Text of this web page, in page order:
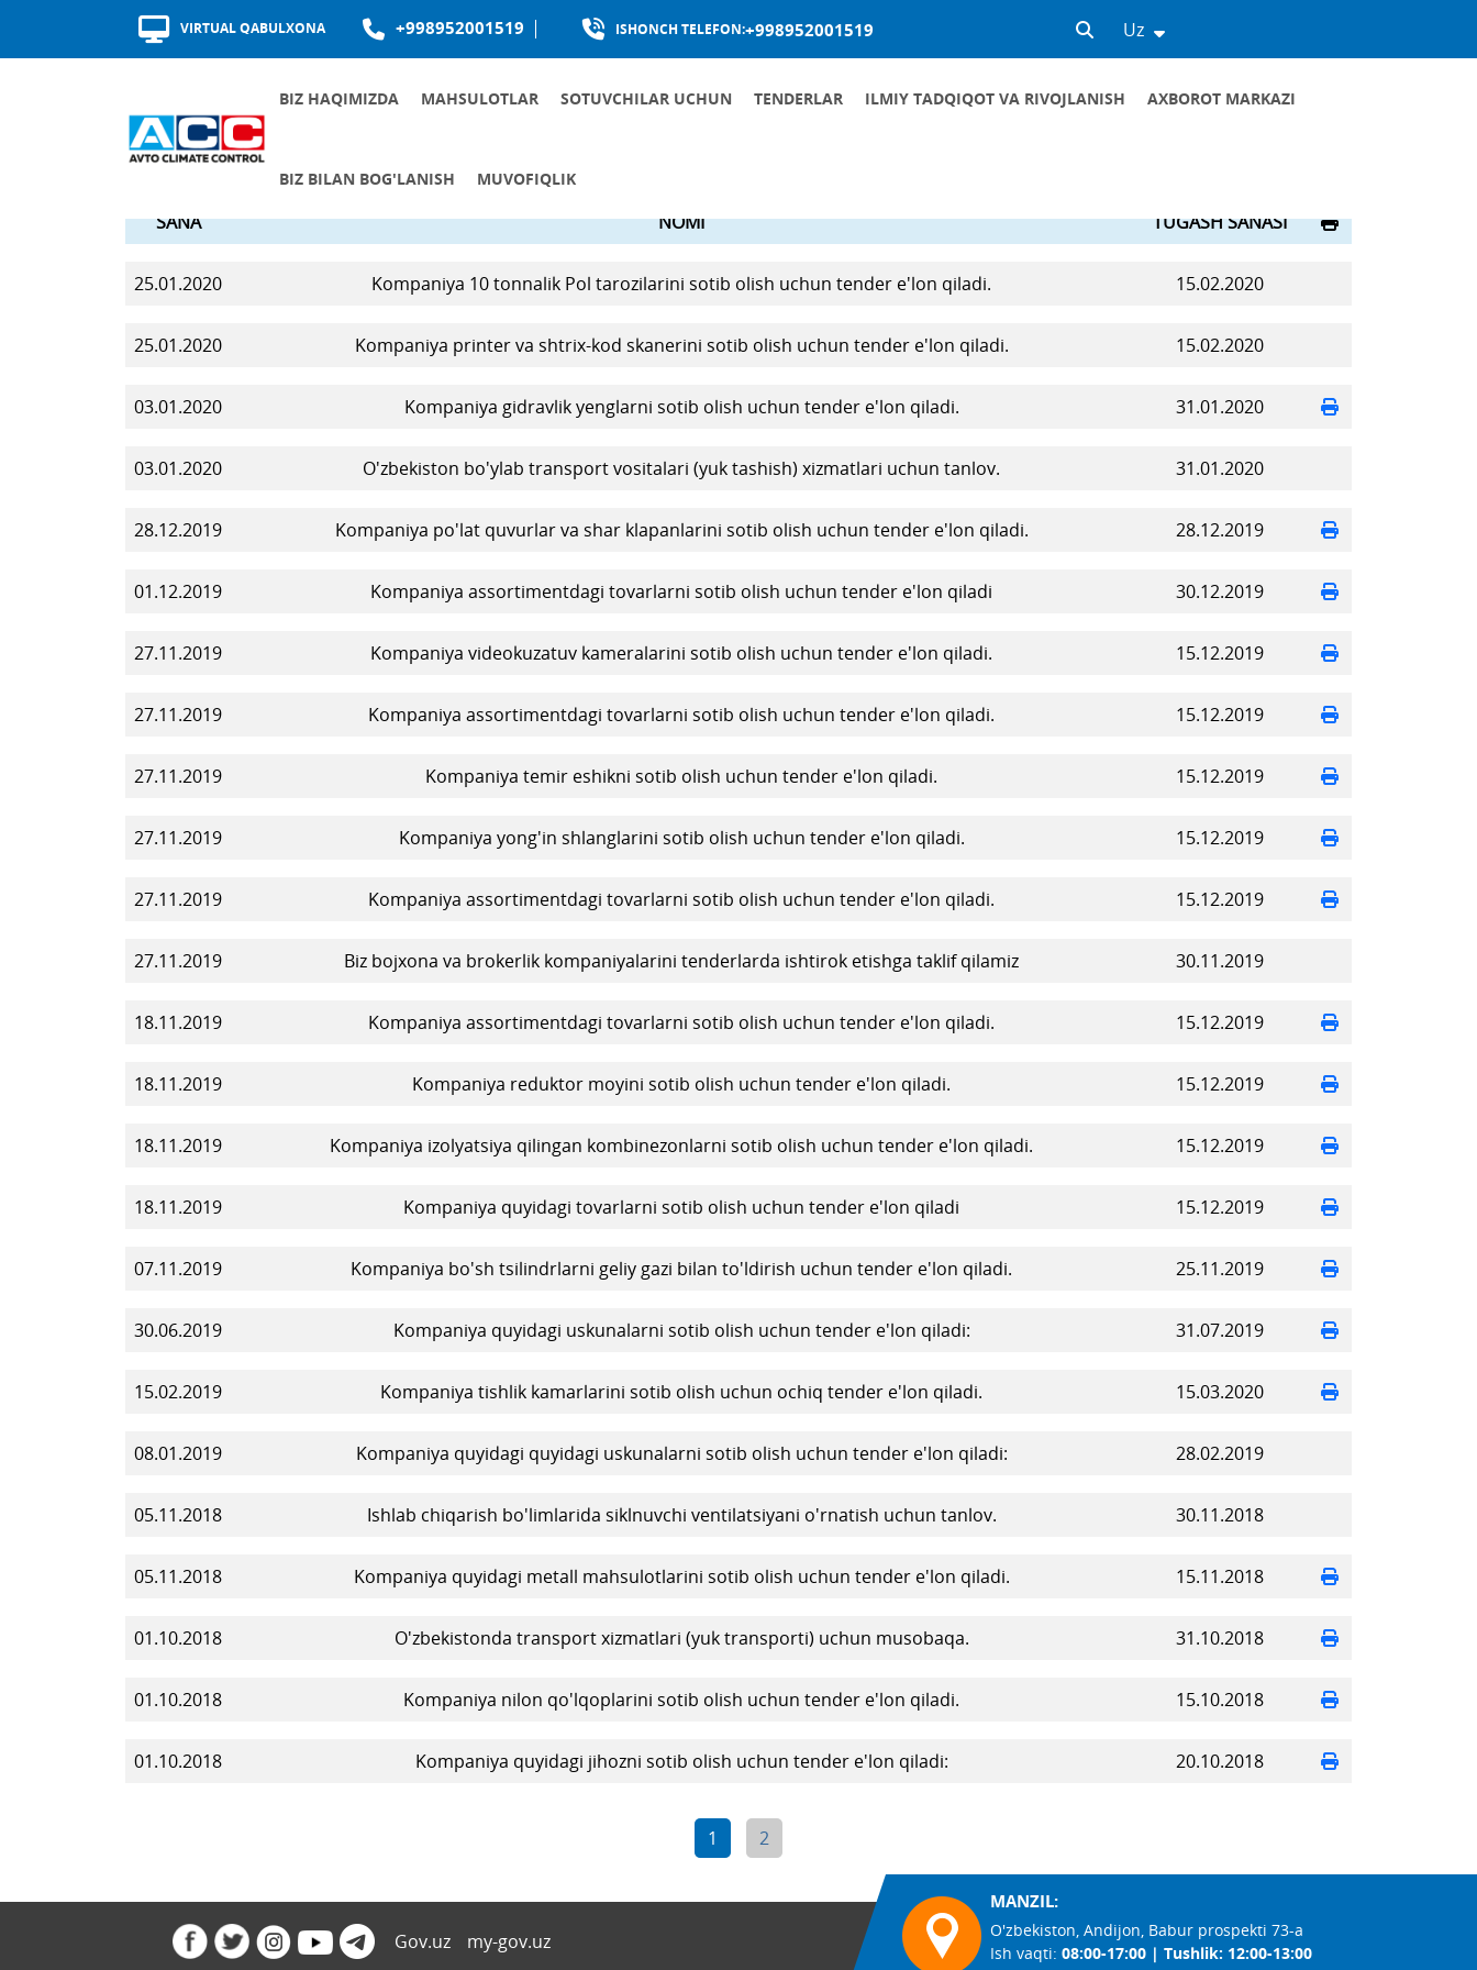
VIRTUAL QABULXONA +998952001519 ISHONCH TELEFON:+998952001519 Uz
BIZ HAQIMIZDA MAHSULOTLAR SOTUVCHILAR UCHUN TENDERLAR ILMIY TADQIQOT VA RIVOJLANISH AXBOROT MARKAZI
BIZ BILAN BOG'LANISH MUVOFIQLIK
SANA NOMI TUGASH SANASI
25.01.2020 Kompaniya 10 tonnalik Pol tarozilarini sotib olish uchun tender e'lon qiladi. 15.02.2020
25.01.2020 Kompaniya printer va shtrix-kod skanerini sotib olish uchun tender e'lon qiladi. 15.02.2020
03.01.2020 Kompaniya gidravlik yenglarni sotib olish uchun tender e'lon qiladi. 31.01.2020
03.01.2020 O'zbekiston bo'ylab transport vositalari (yuk tashish) xizmatlari uchun tanlov. 31.01.2020
28.12.2019 Kompaniya po'lat quvurlar va shar klapanlarini sotib olish uchun tender e'lon qiladi. 28.12.2019
01.12.2019 Kompaniya assortimentdagi tovarlarni sotib olish uchun tender e'lon qiladi 30.12.2019
27.11.2019 Kompaniya videokuzatuv kameralarini sotib olish uchun tender e'lon qiladi. 15.12.2019
27.11.2019 Kompaniya assortimentdagi tovarlarni sotib olish uchun tender e'lon qiladi. 15.12.2019
27.11.2019 Kompaniya temir eshikni sotib olish uchun tender e'lon qiladi. 15.12.2019
27.11.2019 Kompaniya yong'in shlanglarini sotib olish uchun tender e'lon qiladi. 15.12.2019
27.11.2019 Kompaniya assortimentdagi tovarlarni sotib olish uchun tender e'lon qiladi. 15.12.2019
27.11.2019 Biz bojxona va brokerlik kompaniyalarini tenderlarda ishtirok etishga taklif qilamiz 30.11.2019
18.11.2019 Kompaniya assortimentdagi tovarlarni sotib olish uchun tender e'lon qiladi. 15.12.2019
18.11.2019 Kompaniya reduktor moyini sotib olish uchun tender e'lon qiladi. 15.12.2019
18.11.2019 Kompaniya izolyatsiya qilingan kombinezonlarni sotib olish uchun tender e'lon qiladi. 15.12.2019
18.11.2019 Kompaniya quyidagi tovarlarni sotib olish uchun tender e'lon qiladi 15.12.2019
07.11.2019 Kompaniya bo'sh tsilindrlarni geliy gazi bilan to'ldirish uchun tender e'lon qiladi. 25.11.2019
30.06.2019 Kompaniya quyidagi uskunalarni sotib olish uchun tender e'lon qiladi: 31.07.2019
15.02.2019 Kompaniya tishlik kamarlarini sotib olish uchun ochiq tender e'lon qiladi. 15.03.2020
08.01.2019 Kompaniya quyidagi quyidagi uskunalarni sotib olish uchun tender e'lon qiladi: 28.02.2019
05.11.2018 Ishlab chiqarish bo'limlarida siklnuvchi ventilatsiyani o'rnatish uchun tanlov. 30.11.2018
05.11.2018 Kompaniya quyidagi metall mahsulotlarini sotib olish uchun tender e'lon qiladi. 15.11.2018
01.10.2018 O'zbekistonda transport xizmatlari (yuk transporti) uchun musobaqa. 31.10.2018
01.10.2018 Kompaniya nilon qo'lqoplarini sotib olish uchun tender e'lon qiladi. 15.10.2018
01.10.2018 Kompaniya quyidagi jihozni sotib olish uchun tender e'lon qiladi: 20.10.2018
1 2
Gov.uz my-gov.uz
MANZIL:
O'zbekiston, Andijon, Babur prospekti 73-a
Ish vaqti:08:00-17:00 | Tushlik: 12:00-13:00